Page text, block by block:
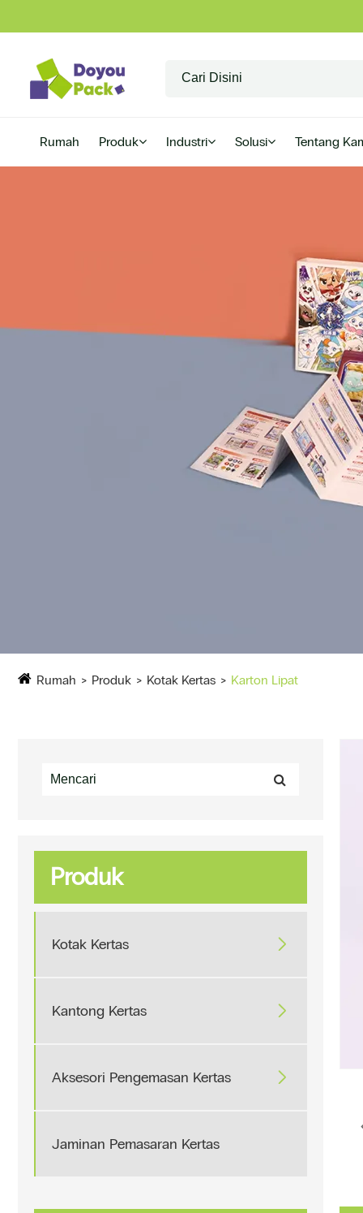
Rumah Produk Industri Solusi Tentang
Rumah Produk Kotak Kertas Karton Lipat
Produk
Kotak Kertas 
Kantong Kertas 
Aksesori Pengemasan Kertas 
Jaminan Pemasaran Kertas